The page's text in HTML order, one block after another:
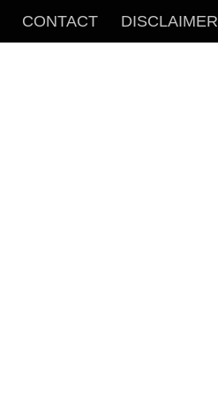
CONTACT DISCLAIMER